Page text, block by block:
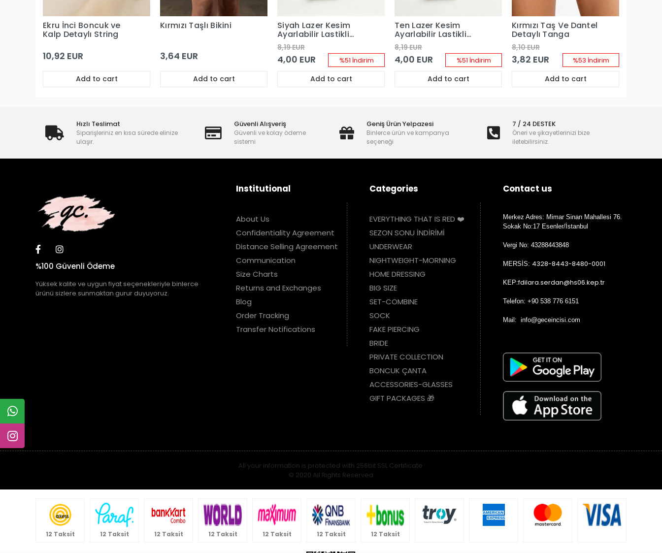
Ekru İnci Boncuk ve
Kalp Detaylı String
10,92 EUR
Add to cart
Kırmızı Taşlı Bikini
3,64 EUR
Add to cart
%51 İndirim
Siyah Lazer Kesim
Ayarlabilir Lastikli
Tanga
8,19 EUR
4,00 EUR
Add to cart
%51 İndirim
Ten Lazer Kesim
Ayarlabilir Lastikli
Tanga
8,19 EUR
4,00 EUR
Add to cart
%53 İndirim
Kırmızı Taş Ve Dantel
Detaylı Tanga
8,10 EUR
3,82 EUR
Add to cart
Hızlı Teslimat
Siparişleriniz en kısa sürede elinize
ulaşır.
Güvenli Alışveriş
Güvenli ve kolay ödeme
sistemi
Geniş Ürün Yelpazesi
Binlerce ürün ve kampanya
seçeneği
7 / 24 DESTEK
Öneri ve şikayetlerinizi bize
iletebilirsiniz.
%100 Güvenli Ödeme
Yüksek kalite ve uygun fiyat seçenekleriyle binlerce
ürünü sizlere sunmaktan gurur duyuyoruz.
Institutional
About Us
Confidentiality Agreement
Distance Selling Agreement
Communication
Size Charts
Returns and Exchanges
Blog
Order Tracking
Transfer Notifications
Categories
EVERYTHING THAT IS RED ❤️
SEZON SONU İNDİRİMİ
UNDERWEAR
NIGHTWEIGHT-MORNING
HOME DRESSING
BIG SIZE
SET-COMBINE
SOCK
FAKE PIERCING
BRIDE
PRIVATE COLLECTION
BONCUK ÇANTA
ACCESSORIES-GLASSES
GIFT PACKAGES 🎁
Contact us
Merkez Adres: Mimar Sinan Mahallesi 76.
Sokak No:17 Esenler/İstanbul
Vergi No: 43288443848
MERSİS: 4328-8443-8480-0001
KEP:fdilara.serdan@hs06.kep.tr
Telefon: +90 538 776 6151
Mail: info@geceincisi.com
All your information is protected with 256bit SSL Certificate.
© 2020 All Rights Reserved
12 Taksit 12 Taksit 12 Taksit 12 Taksit 12 Taksit 12 Taksit 12 Taksit